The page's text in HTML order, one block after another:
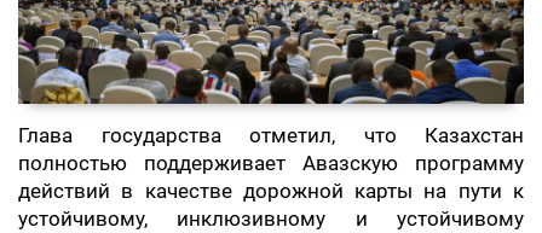
Глава государства отметил, что Казахстан
полностью поддерживает Авазскую программу
действий в качестве дорожной карты на пути к
устойчивому, инклюзивному и устойчивому